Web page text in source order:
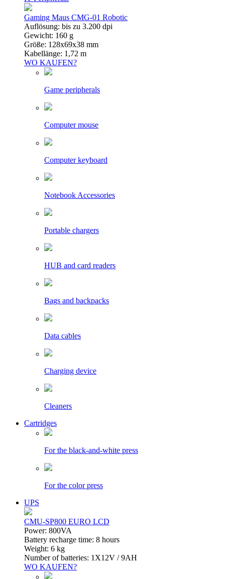
Gaming Maus CMG-01 Robotic
Auflösung: bis zu 3.200 dpi
Gewicht: 160 g
Größe: 128x69x38 mm
Kabellänge: 1,72 m
WO KAUFEN?
Game peripherals
Computer mouse
Computer keyboard
Notebook Accessories
Portable chargers
HUB and card readers
Bags and backpacks
Data cables
Charging device
Cleaners
Cartridges
For the black-and-white press
For the color press
UPS
CMU-SP800 EURO LCD
Power: 800VA
Battery recharge time: 8 hours
Weight: 6 kg
Number of batteries: 1Х12V / 9AH
WO KAUFEN?